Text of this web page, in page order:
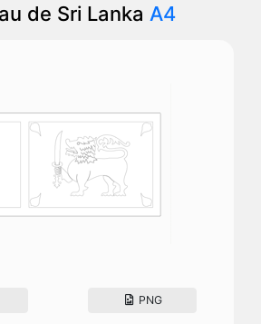
de Sri Lanka A4
PNG